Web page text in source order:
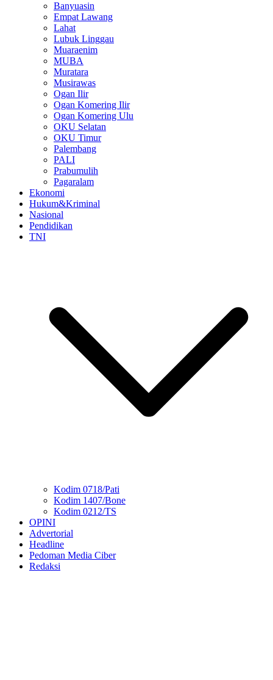
Banyuasin
Empat Lawang
Lahat
Lubuk Linggau
Muaraenim
MUBA
Muratara
Musirawas
Ogan Ilir
Ogan Komering Ilir
Ogan Komering Ulu
OKU Selatan
OKU Timur
Palembang
PALI
Prabumulih
Pagaralam
Ekonomi
Hukum&Kriminal
Nasional
Pendidikan
TNI
Kodim 0718/Pati
Kodim 1407/Bone
Kodim 0212/TS
OPINI
Advertorial
Headline
Pedoman Media Ciber
Redaksi